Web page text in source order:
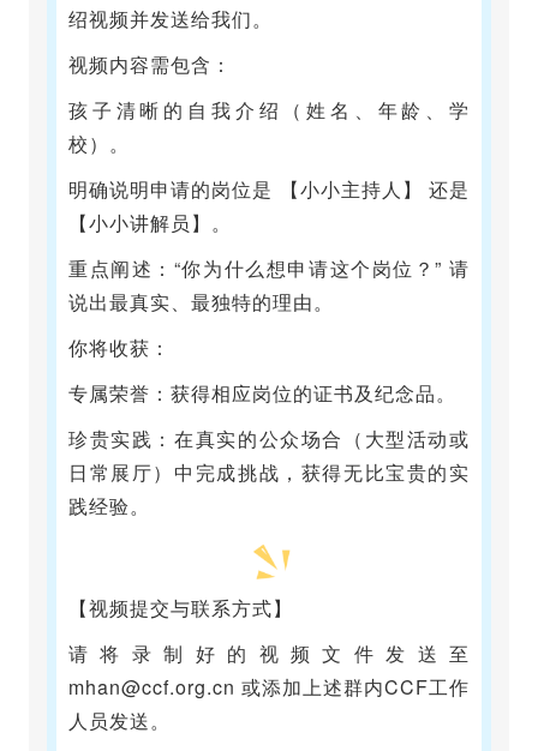
绍视频并发送给我们。
视频内容需包含：
孩子清晰的自我介绍（姓名、年龄、学
校）。
明确说明申请的岗位是 【小小主持人】 还是
【小小讲解员】。
重点阐述：“你为什么想申请这个岗位？” 请
说出最真实、最独特的理由。
你将收获：
专属荣誉：获得相应岗位的证书及纪念品。
珍贵实践：在真实的公众场合（大型活动或
日常展厅）中完成挑战，获得无比宝贵的实
践经验。
【视频提交与联系方式】
请将录制好的视频文件发送至
mhan@ccf.org.cn 或添加上述群内CCF工作
人员发送。